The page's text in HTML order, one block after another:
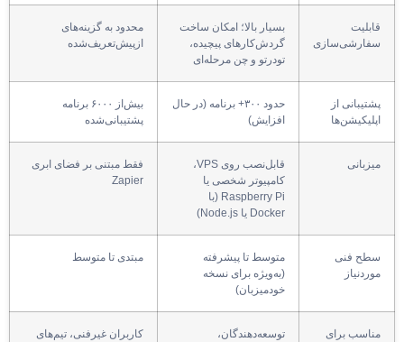
قابلیت
سفارشی‌سازی
بسیار بالا؛ امکان ساخت
گردش‌کارهای پیچیده،
تودرتو و چن مرحله‌ای
محدود به گزینه‌های
ازپیش‌تعریف‌شده
پشتیبانی از
اپلیکیشن‌ها
حدود ۳۰۰+ برنامه (در حال
افزایش)
بیش‌از ۶۰۰۰ برنامه
پشتیبانی‌شده
میزبانی
قابل‌نصب روی VPS،
کامپیوتر شخصی یا
Raspberry Pi (با
Docker یا Node.js)
فقط مبتنی بر فضای ابری
Zapier
سطح فنی
موردنیاز
متوسط تا پیشرفته
(به‌ویژه برای نسخه
خودمیزبان)
مبتدی تا متوسط
مناسب برای
توسعه‌دهندگان،
کاربران غیرفنی، تیم‌های